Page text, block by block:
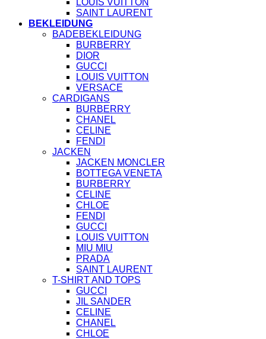
LOUIS VUITTON
SAINT LAURENT
BEKLEIDUNG
BADEBEKLEIDUNG
BURBERRY
DIOR
GUCCI
LOUIS VUITTON
VERSACE
CARDIGANS
BURBERRY
CHANEL
CELINE
FENDI
JACKEN
JACKEN MONCLER
BOTTEGA VENETA
BURBERRY
CELINE
CHLOE
FENDI
GUCCI
LOUIS VUITTON
MIU MIU
PRADA
SAINT LAURENT
T-SHIRT AND TOPS
GUCCI
JIL SANDER
CELINE
CHANEL
CHLOE